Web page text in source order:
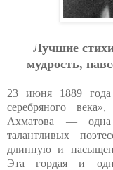
Лучшие
мудрость,
23 июня 1889
серебряного
Ахматова —
талантливых
длинную и
Эта гордая и